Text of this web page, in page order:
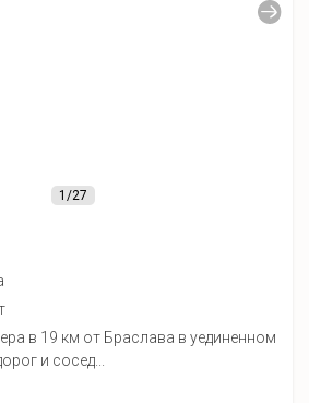
1/27
в 19 км от Браслава в уединенном
и сосед...